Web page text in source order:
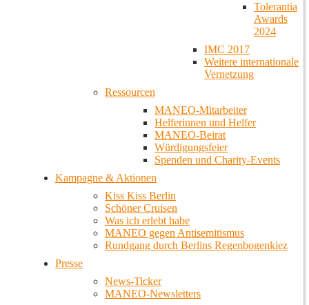
Tolerantia
Awards
2024
IMC 2017
Weitere internationale
Vernetzung
Ressourcen
MANEO-Mitarbeiter
Helferinnen und Helfer
MANEO-Beirat
Würdigungsfeier
Spenden und Charity-Events
Kampagne & Aktionen
Kiss Kiss Berlin
Schöner Cruisen
Was ich erlebt habe
MANEO gegen Antisemitismus
Rundgang durch Berlins Regenbogenkiez
Presse
News-Ticker
MANEO-Newsletters